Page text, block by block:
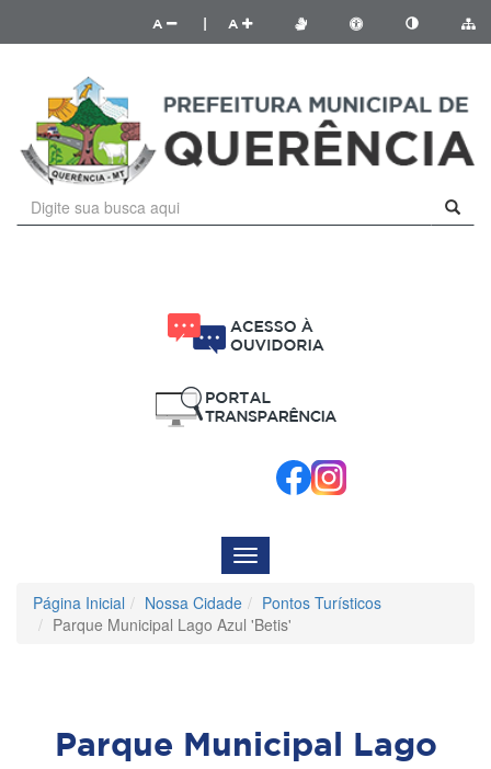
A A
Menu
de
Navegação
Página Inicial Nossa Cidade
Pontos Turísticos
Parque Municipal Lago Azul 'Betis'
Parque Municipal Lago